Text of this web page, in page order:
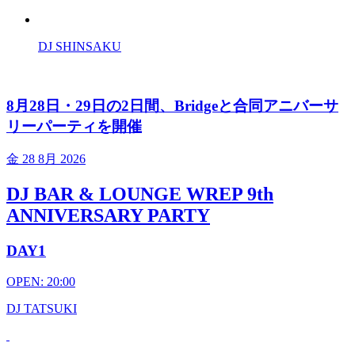
DJ SHINSAKU
8月28日・29日の2日間、Bridgeと合同アニバーサ
リーパーティを開催
金 28 8月 2026
DJ BAR & LOUNGE WREP 9th
ANNIVERSARY PARTY
DAY1
OPEN: 20:00
DJ TATSUKI